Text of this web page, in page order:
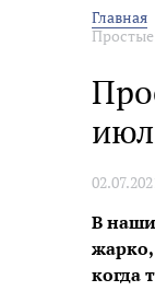
Главная
В
когда